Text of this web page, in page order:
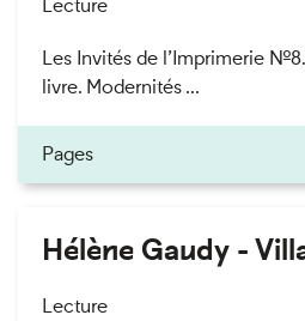
Lecture
Les Invités de l’Imprimerie
livre. Modernités ...
Pages
Hélène Gaudy -
Lecture